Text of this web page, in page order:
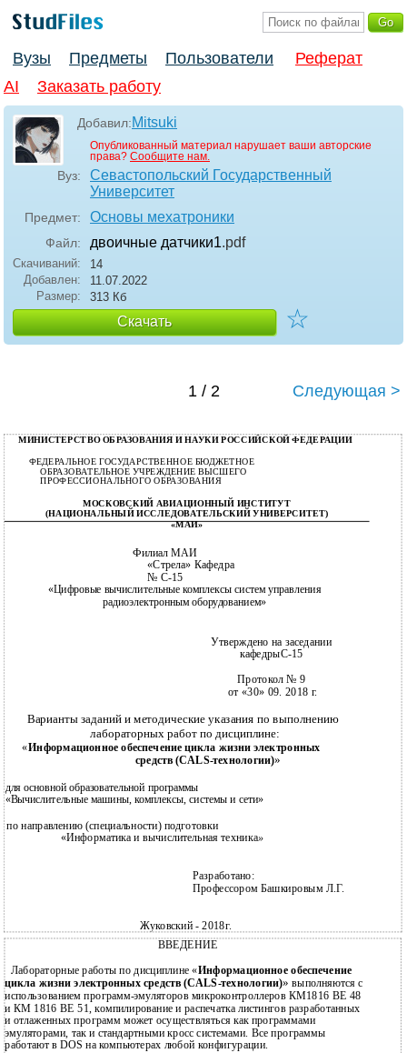
Вузы Предметы Пользователи
Реферат
AI
Заказать работу
Добавил:Mitsuki
Опубликованный материал нарушает ваши авторские
права? Сообщите нам.
Вуз:
Севастопольский Государственный
Университет
Предмет: Основы мехатроники
Файл: двоичные датчики1.pdf
Скачиваний:
14
Добавлен:
11.07.2022
Размер:
313 Кб
Скачать ☆
1 / 2 Следующая >
МИНИСТЕРСТВО ОБРАЗОВАНИЯ И НАУКИ РОССИЙСКОЙ ФЕДЕРАЦИИ
ФЕДЕРАЛЬНОЕ ГОСУДАРСТВЕННОЕ БЮДЖЕТНОЕ
ОБРАЗОВАТЕЛЬНОЕ УЧРЕЖДЕНИЕ ВЫСШЕГО
ПРОФЕССИОНАЛЬНОГО ОБРАЗОВАНИЯ
МОСКОВСКИЙ АВИАЦИОННЫЙ ИНСТИТУТ
(НАЦИОНАЛЬНЫЙ ИССЛЕДОВАТЕЛЬСКИЙ УНИВЕРСИТЕТ)
«МАИ»
Филиал МАИ
«Стрела» Кафедра
№ С-15
«Цифровые вычислительные комплексы систем управления
радиоэлектронным оборудованием»
Утверждено на заседании
кафедрыС-15
Протокол № 9
от «30» 09. 2018 г.
Варианты заданий и методические указания по выполнению
лабораторных работ по дисциплине:
«Информационное обеспечение цикла жизни электронных
средств (CALS-технологии)»
для основной образовательной программы
«Вычислительные машины, комплексы, системы и сети»
по направлению (специальности) подготовки
«Информатика и вычислительная техника»
Разработано:
Профессором Башкировым Л.Г.
Жуковский - 2018г.
ВВЕДЕНИЕ
Лабораторные работы по дисциплине «Информационное обеспечение
цикла жизни электронных средств(CALS-технологии)» выполняются с
использованием программ-эмуляторов микроконтроллеров КМ1816 ВЕ 48
и КМ 1816 ВЕ 51, компилирование и распечатка листингов разработанных
и отлаженных программ может осуществляться как программами
эмуляторами, так и стандартными кросс системами. Все программы
работают в DOS на компьютерах любой конфигурации.